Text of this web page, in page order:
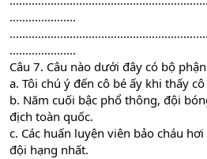
.....................
.....................
Câu 7. Câu nào dưới đây có bộ
a. Tôi chú ý đến cô bé ấy khi thấy
b. Năm cuối bậc phổ thông, đội
địch toàn quốc.
c. Các huấn luyện viên bảo cháu
đội hạng nhất.